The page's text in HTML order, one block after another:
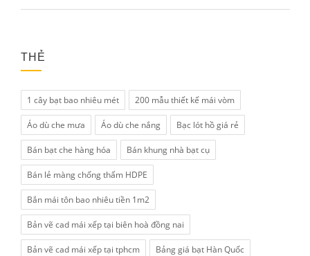
THẺ
1 cây bạt bao nhiêu mét 200 mẫu thiết kế mái vòm
Áo dù che mưa Áo dù che nắng Bạc lót hồ giá rẻ
Bán bạt che hàng hóa Bán khung nhà bạt cụ
Bán lẻ màng chống thấm HDPE
Bắn mái tôn bao nhiêu tiền 1m2
Bản vẽ cad mái xếp tại biên hoà đồng nai
Bản vẽ cad mái xếp tại tphcm Bảng giá bạt Hàn Quốc